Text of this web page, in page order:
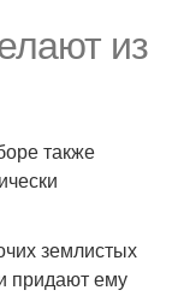
из
также
землистых
придают ему